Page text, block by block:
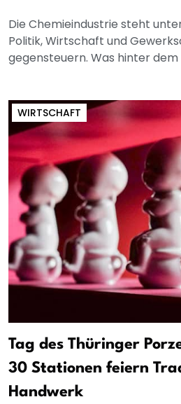
Die Chemieindustrie steht
Politik, Wirtschaft und
gegensteuern. Was hinter dem
WIRTSCHAFT
Tag des Thüringer
30 Stationen feiern
Handwerk